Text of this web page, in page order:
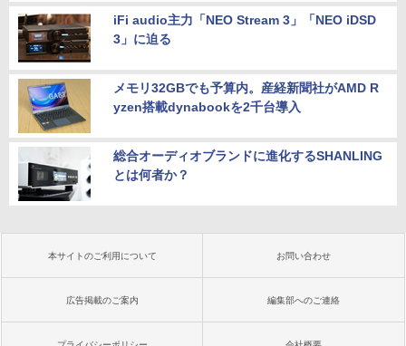
iFi audio主力「NEO Stream 3」「NEO iDSD
3」に迫る
メモリ32GBでも予算内。産経新聞社がAMD R
yzen搭載dynabookを2千台導入
総合オーディオブランドに進化するSHANLING
とは何者か？
本サイトのご利用について お問い合わせ
広告掲載のご案内 編集部へのご連絡